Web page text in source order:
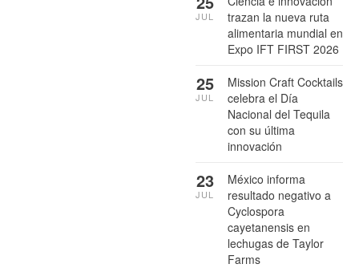
trazan la nueva ruta
alimentaria mundial en
Expo IFT FIRST 2026
JUL
Mission Craft Cocktails
celebra el Día
Nacional del Tequila
con su última
innovación
25
JUL
México informa
resultado negativo a
Cyclospora
cayetanensis en
lechugas de Taylor
Farms
23
JUL